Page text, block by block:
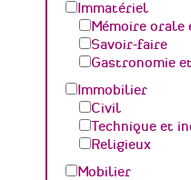
Humanités
Relations
culturelle et
Sciences des
Immatériel
Mémoire
Savoir-faire
Gastronomie
Immobilier
Civil
Technique et
Religieux
Mobilier